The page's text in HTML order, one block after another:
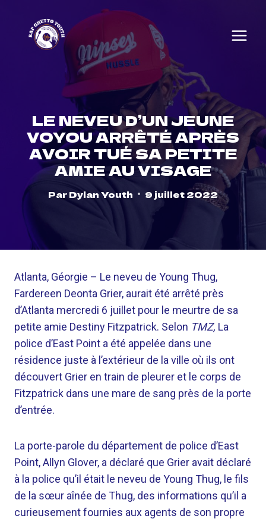
content
LE NEVEU D’UN JEUNE
VOYOU ARRÊTÉ APRÈS
AVOIR TUÉ SA PETITE
AMIE AU VISAGE
ParDylan Youth 9 juillet 2022
Atlanta, Géorgie – Le neveu de Young Thug,
Fardereen Deonta Grier, aurait été arrêté près
d’Atlanta mercredi 6 juillet pour le meurtre de sa
petite amie Destiny Fitzpatrick. Selon TMZ, La
police d’East Point a été appelée dans une
résidence juste à l’extérieur de la ville où ils ont
découvert Grier en train de pleurer et le corps de
Fitzpatrick dans une mare de sang près de la porte
d’entrée.
La porte-parole du département de police d’East
Point, Allyn Glover, a déclaré que Grier avait déclaré
à la police qu’il était le neveu de Young Thug, le fils
de la sœur aînée de Thug, des informations qu’il a
curieusement fournies aux agents de son propre